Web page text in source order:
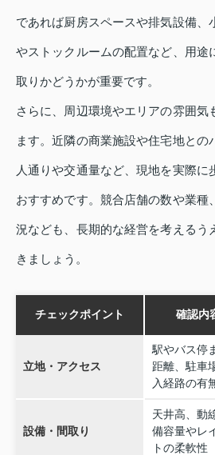
であれば厨房スペースや排気設備、
やストックルームの配置など、用途
取りかどうかが重要です。
さらに、周辺環境やエリアの雰囲気
ます。近隣の商業施設や住宅地との
人通りや交通量など、現地を実際に
おすすめです。競合店舗の数や業種
況なども、長期的な経営を考えるう
きましょう。
チェックポイント 確認内
立地・アクセス
駅やバス停
距離、駐車
入経路の有
設備・間取り
天井高、動
備容量やレ
トの柔軟性